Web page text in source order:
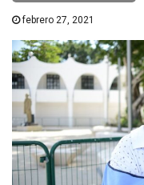
febrero 27, 2021